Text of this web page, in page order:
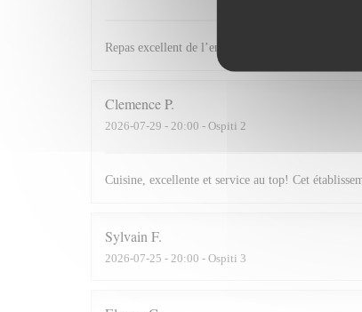
Repas excellent de l’entrée au dessert. Service
ClemenceP
2026-07-29 - 20:00 - Ospiti 2
Cuisine, excellente et service au top! Cet
Sylvain F
2026-07-25 - 20:00 - Ospiti 3